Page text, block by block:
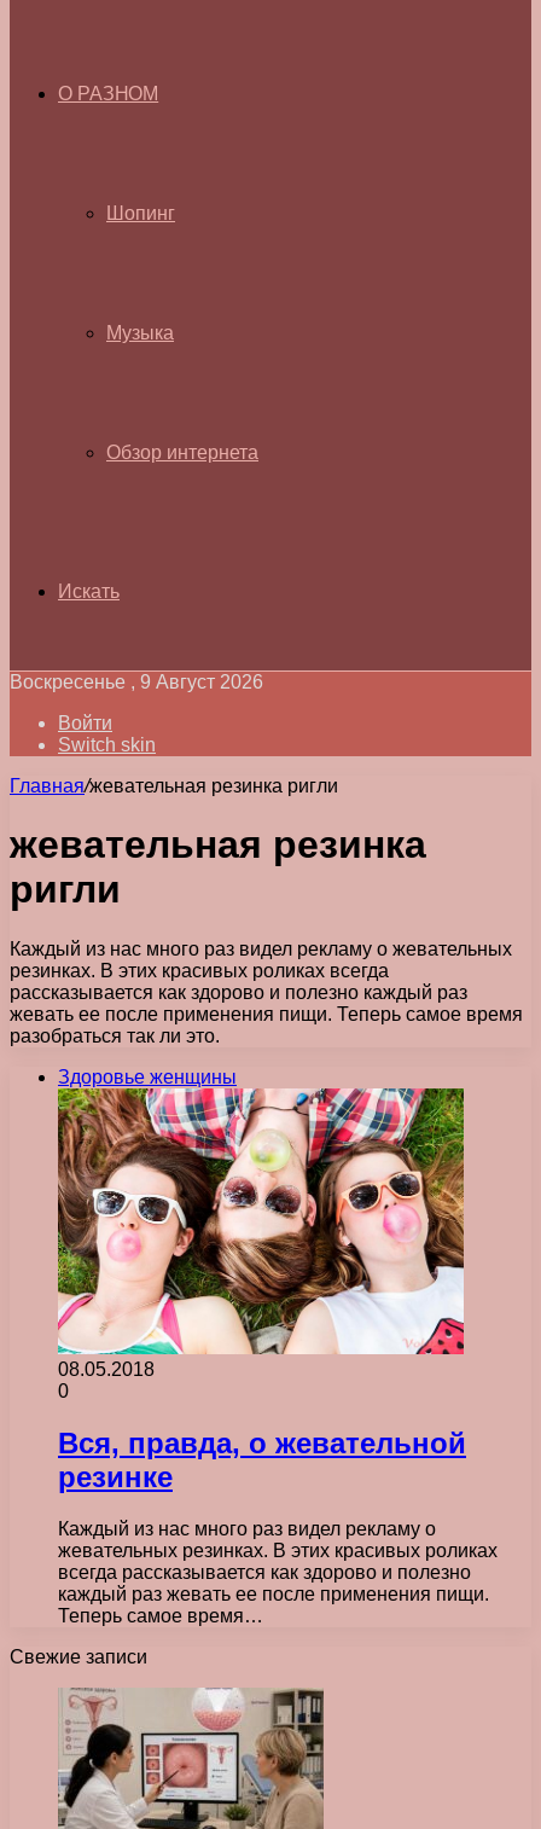
О РАЗНОМ
Шопинг
Музыка
Обзор интернета
Искать
Воскресенье , 9 Август 2026
Войти
Switch skin
Главная/жевательная резинка ригли
жевательная резинка
ригли
Каждый из нас много раз видел рекламу о жевательных
резинках. В этих красивых роликах всегда
рассказывается как здорово и полезно каждый раз
жевать ее после применения пищи. Теперь самое время
разобраться так ли это.
Здоровье женщины
08.05.2018
0
Вся, правда, о жевательной
резинке
Каждый из нас много раз видел рекламу о
жевательных резинках. В этих красивых роликах
всегда рассказывается как здорово и полезно
каждый раз жевать ее после применения пищи.
Теперь самое время…
Свежие записи